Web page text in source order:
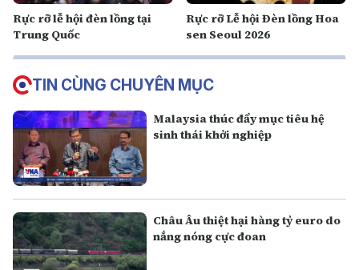
Rực rỡ lễ hội đèn lồng tại
Trung Quốc
Rực rỡ Lễ hội Đèn lồng Hoa
sen Seoul 2026
TIN CÙNG CHUYÊN MỤC
Malaysia thúc đẩy mục tiêu hệ
sinh thái khởi nghiệp
Châu Âu thiệt hại hàng tỷ euro do
nắng nóng cực đoan